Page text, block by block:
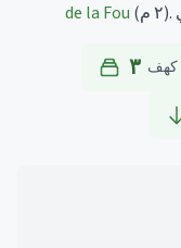
de la Fou
(٢ م).
٣ كهف